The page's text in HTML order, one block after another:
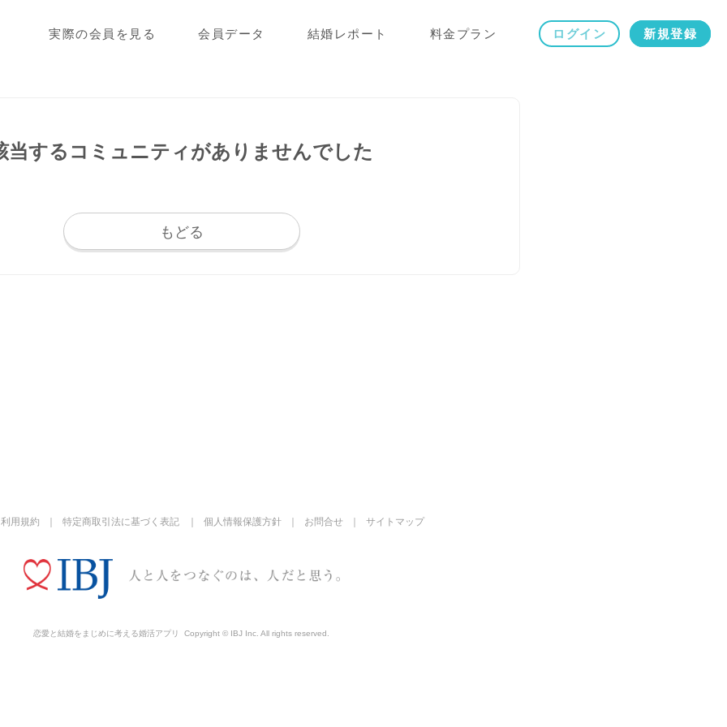
実際の会員を見る 会員データ 結婚レポート 料金プラン ログイン 新規登録
当するコミュニティがありませんでした
もどる
利用規約 特定商取引法に基づく表記 個人情報保護方針 お問合せ サイトマップ
恋愛と結婚をまじめに考える婚活アプリ Copyright © IBJ Inc. All rights reserved.